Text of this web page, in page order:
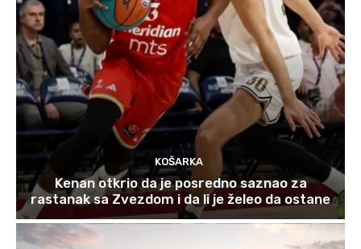
KOŠARKA
Kenan otkrio da je posredno saznao za
rastanak sa Zvezdom i da li je želeo da ostane